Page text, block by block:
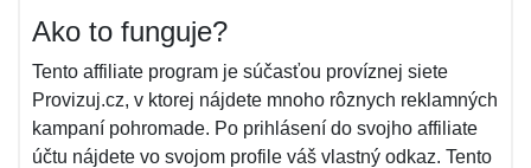
Ako to funguje?
Tento affiliate program je súčasťou províznej siete
Provizuj.cz, v ktorej nájdete mnoho rôznych reklamných
kampaní pohromade. Po prihlásení do svojho affiliate
účtu nájdete vo svojom profile váš vlastný odkaz. Tento